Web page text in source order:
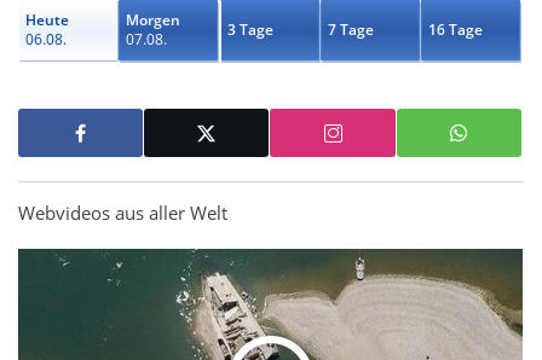
Heute
06.08.
Morgen
07.08.
3 Tage 7 Tage 16 Tage
Webvideos aus aller Welt